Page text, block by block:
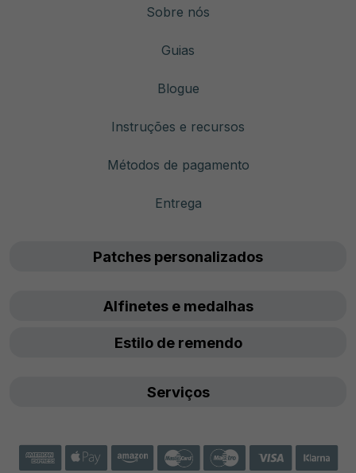
Sobre nós
Guias
Blogue
Instruções e recursos
Métodos de pagamento
Entrega
Patches personalizados
Alfinetes e medalhas
Estilo de remendo
Serviços